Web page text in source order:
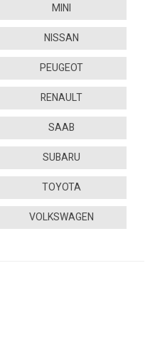
MINI
NISSAN
PEUGEOT
RENAULT
SAAB
SUBARU
TOYOTA
VOLKSWAGEN